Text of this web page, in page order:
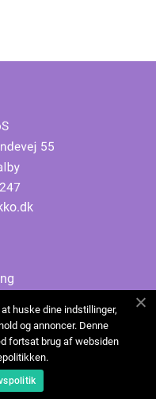
huske dine indstillinger,
og annoncer. Denne
fortsat brug af websiden